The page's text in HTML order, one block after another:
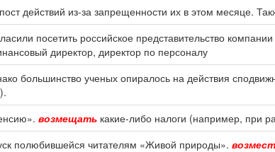
действий из-за запрещенности их в этом месяце.
посетить российское представительство
директор, директор по персоналу
большинство ученых опиралось на действия
возмещать какие-либо налоги (например, при
полюбившейся читателям «Живой природы».